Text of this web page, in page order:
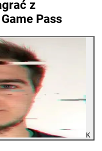
z
Pass
K